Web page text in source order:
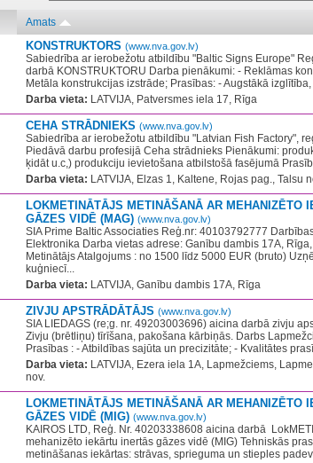
Amats
KONSTRUKTORS (www.nva.gov.lv)
Sabiedrība ar ierobežotu atbildību "Baltic Signs Europe"
darbā KONSTRUKTORU Darba pienākumi: - Reklāmas
Metāla konstrukcijas izstrāde; Prasības: - Augstākā
Darba vieta: LATVIJA, Patversmes iela 17, Rīga
CEHA STRĀDNIEKS (www.nva.gov.lv)
Sabiedrība ar ierobežotu atbildību "Latvian Fish Factory",
Piedāvā darbu profesijā Ceha strādnieks Pienākumi:
ķidāt u.c,) produkciju ievietošana atbilstošā fasējumā
Darba vieta: LATVIJA, Elzas 1, Kaltene, Rojas pag., Talsu
LOKMETINĀTĀJS METINĀŠANĀ AR MEHANIZĒTO
GĀZES VIDĒ (MAG) (www.nva.gov.lv)
SIA Prime Baltic Associaties Reģ.nr: 40103792777
Elektronika Darba vietas adrese: Ganību dambis 17A,
Metinātājs Atalgojums : no 1500 līdz 5000 EUR (bruto)
kuģniecī...
Darba vieta: LATVIJA, Ganību dambis 17A, Rīga
ZIVJU APSTRĀDĀTĀJS (www.nva.gov.lv)
SIA LIEDAGS (re;g. nr. 49203003696) aicina darbā zivju
Zivju (brētliņu) tīrīšana, pakošana kārbiņās. Darbs
Prasības : - Atbildības sajūta un precizitāte; - Kvalitātes
Darba vieta: LATVIJA, Ezera iela 1A, Lapmežciems,
nov.
LOKMETINĀTĀJS METINĀŠANĀ AR MEHANIZĒTO
GĀZES VIDĒ (MIG) (www.nva.gov.lv)
KAIROS LTD, Reģ. Nr. 40203338608 aicina darbā
mehanizēto iekārtu inertās gāzes vidē (MIG) Tehniskās
metināšanas iekārtas: strāvas, sprieguma un stieples